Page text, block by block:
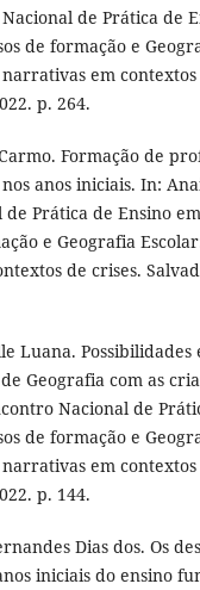
de Prática de
de formação e
em contextos
p. 264.
Formação de
anos iniciais. In:
Prática de Ensino
e Geografia
de crises.
Luana.
Geografia com as
Nacional de
de formação e
em contextos
p. 144.
Dias dos. Os
iniciais do ensino